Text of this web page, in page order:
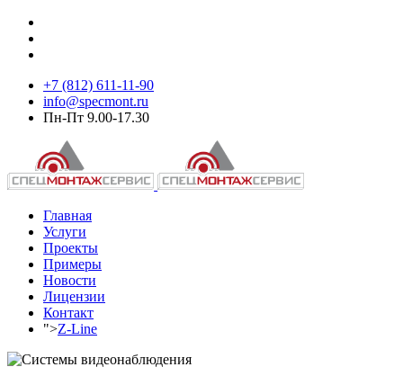
+7 (812) 611-11-90
info@specmont.ru
Пн-Пт 9.00-17.30
Главная
Услуги
Проекты
Примеры
Новости
Лицензии
Контакт
">Z-Line